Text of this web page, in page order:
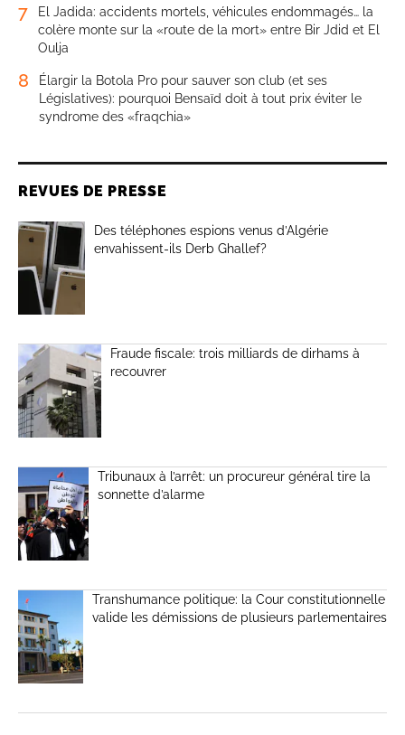
7
El Jadida: accidents mortels, véhicules endommagés… la
colère monte sur la «route de la mort» entre Bir Jdid et El
Oulja
8
Élargir la Botola Pro pour sauver son club (et ses
Législatives): pourquoi Bensaïd doit à tout prix éviter le
syndrome des «fraqchia»
REVUES DE PRESSE
Des téléphones espions venus d’Algérie
envahissent-ils Derb Ghallef?
Fraude fiscale: trois milliards de dirhams à
recouvrer
Tribunaux à l’arrêt: un procureur général tire la
sonnette d’alarme
Transhumance politique: la Cour constitutionnelle
valide les démissions de plusieurs parlementaires